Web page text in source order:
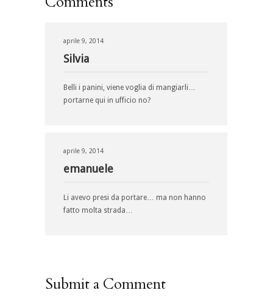
aprile 9, 2014
Silvia
Belli i panini, viene voglia di mangiarli…
portarne qui in ufficio no?
aprile 9, 2014
emanuele
Li avevo presi da portare… ma non hanno
fatto molta strada…
Submit a Comment